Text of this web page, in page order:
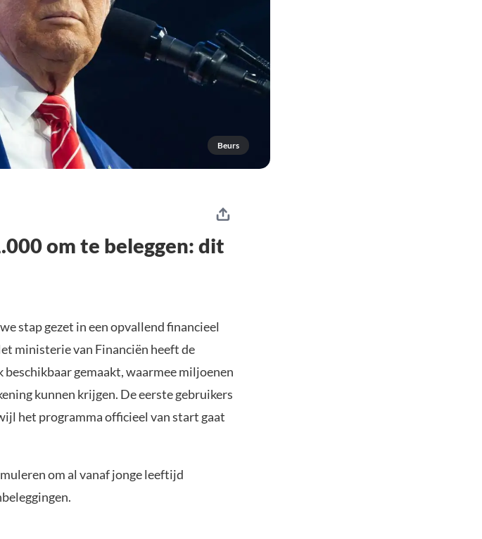
Beurs
om te beleggen: dit
stap gezet in een opvallend financieel
ministerie van Financiën heeft de
beschikbaar gemaakt, waarmee miljoenen
kunnen krijgen. De eerste gebruikers
het programma officieel van start gaat
om al vanaf jonge leeftijd